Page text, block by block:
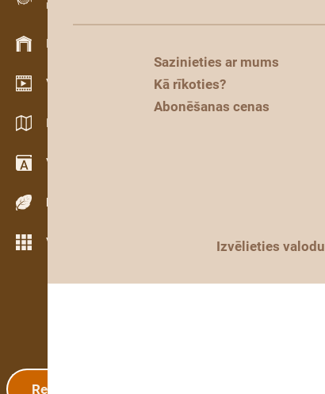
Koksnes uzskaite uz vietas
Krājumu vadība
Video telpa
Katalogi / Brošūras
Vārdnīca
Koku sugas
Vairāk iezīmju
Reģistrācija
Sazinieties ar mums
Kā rīkoties?
Abonēšanas cenas
Izvēlieties valodu